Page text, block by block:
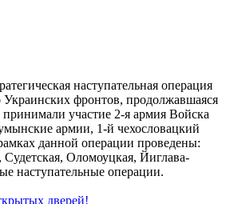
наступательная операция
Украинских фронтов, продолжавшаяся
участие 2-я армия Войска
армии, 1-й чехословацкий
данной операции проведены:
Судетская, Оломоуцкая, Йиглава-
наступательные операции.